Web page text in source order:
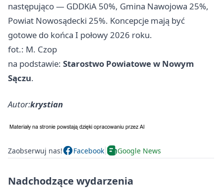
następująco — GDDKiA 50%, Gmina Nawojowa 25%,
Powiat Nowosądecki 25%. Koncepcje mają być
gotowe do końca I połowy 2026 roku.
fot.: M. Czop
na podstawie: Starostwo Powiatowe w Nowym
Sączu.
Autor:krystian
Zaobserwuj nas! Facebook Google News
Nadchodzące wydarzenia